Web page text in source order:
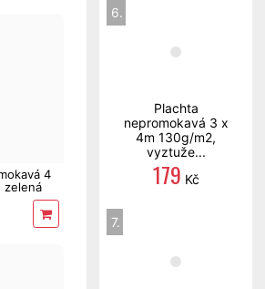
4
zelená
6.
Plachta
nepromokavá 3 x
4m 130g/m2,
vyztuže...
179 Kč
7.